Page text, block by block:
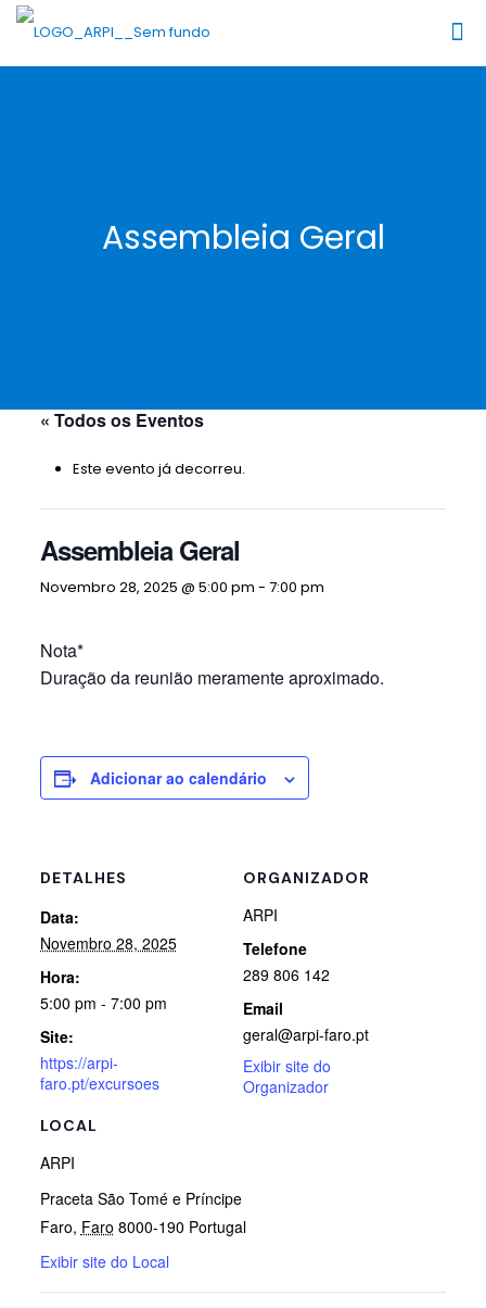
Assembleia Geral
« Todos os Eventos
Este evento já decorreu.
Assembleia Geral
Novembro 28, 2025 @ 5:00 pm - 7:00 pm
Nota*
Duração da reunião meramente aproximado.
Adicionar ao calendário
DETALHES
Data:
Novembro 28, 2025
Hora:
5:00 pm - 7:00 pm
Site:
https://arpi-
faro.pt/excursoes
LOCAL
ARPI
Praceta São Tomé e Príncipe
Faro, Faro 8000-190 Portugal
Exibir site do Local
ORGANIZADOR
ARPI
Telefone
289 806 142
Email
geral@arpi-faro.pt
Exibir site do
Organizador